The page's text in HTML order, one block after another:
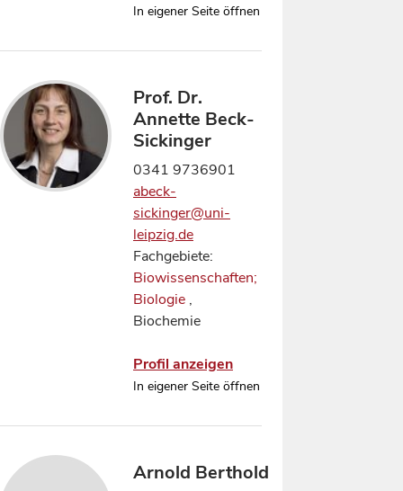
In eigener Seite öffnen
Prof. Dr.
Annette Beck-
Sickinger
0341 9736901
abeck-
sickinger@uni-
leipzig.de
Fachgebiete:
Biowissenschaften;
Biologie ,
Biochemie
Profil anzeigen
In eigener Seite öffnen
Arnold Berthold